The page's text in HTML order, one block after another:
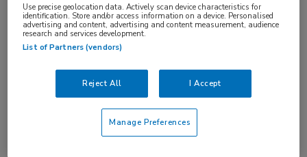
NIVEAU
WO
ERVARING
DIENSTVERBAND
Use precise geolocation data. Actively scan device characteristics for
identification. Store and/or access information on a device. Personalised
advertising and content, advertising and content measurement, audience
research and services development.
List of Partners (vendors)
Reject All I Accept
Manage Preferences